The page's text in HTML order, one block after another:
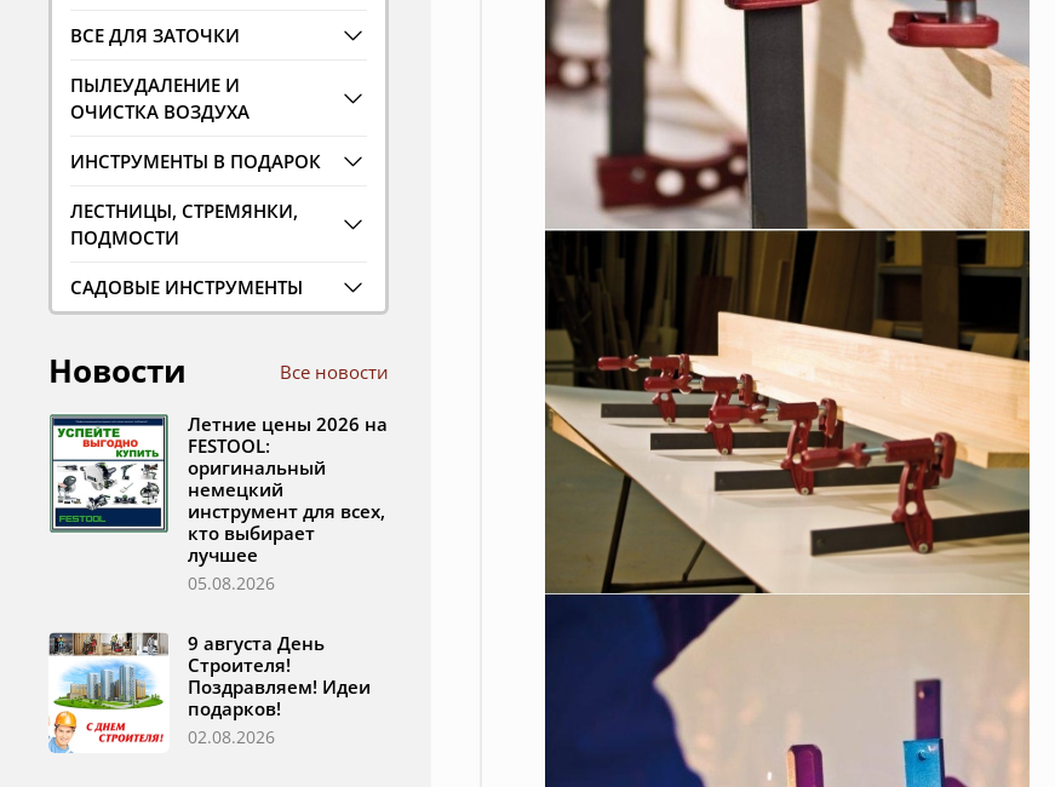
ВСЕ ДЛЯ ЗАТОЧКИ
ПЫЛЕУДАЛЕНИЕ И
ОЧИСТКА ВОЗДУХА
ИНСТРУМЕНТЫ В ПОДАРОК
ЛЕСТНИЦЫ, СТРЕМЯНКИ,
ПОДМОСТИ
САДОВЫЕ ИНСТРУМЕНТЫ
Новости Все новости
Летние цены 2026 на
FESTOOL:
оригинальный
немецкий
инструмент для всех,
кто выбирает
лучшее
05.08.2026
9 августа День
Строителя!
Поздравляем! Идеи
подарков!
02.08.2026